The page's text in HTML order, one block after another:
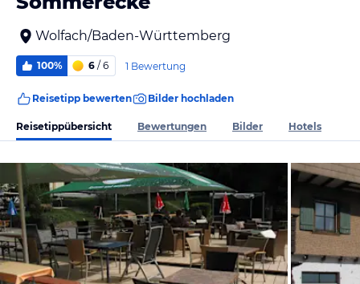
Wolfach/Baden-Württemberg
100% 6 / 6 1 Bewertung
Reisetipp bewerten Bilder hochladen
Reisetippübersicht Bewertungen Bilder Hotels